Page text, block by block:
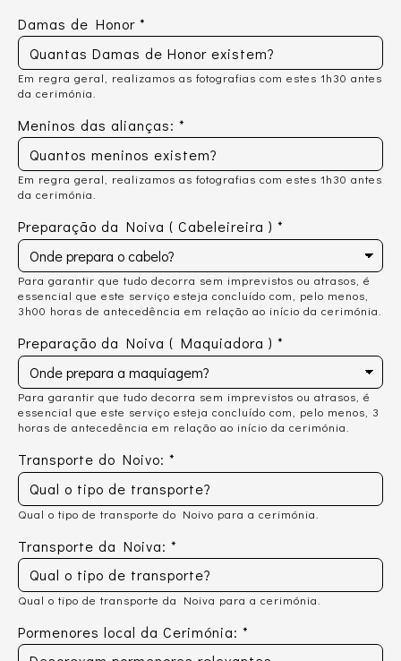
Damas de Honor *
Em regra geral, realizamos as fotografias com estes 1h30 antes
da cerimónia.
Meninos das alianças: *
Em regra geral, realizamos as fotografias com estes 1h30 antes
da cerimónia.
Preparação da Noiva ( Cabeleireira ) *
Para garantir que tudo decorra sem imprevistos ou atrasos, é
essencial que este serviço esteja concluído com, pelo menos,
3h00 horas de antecedência em relação ao início da cerimónia.
Preparação da Noiva ( Maquiadora ) *
Para garantir que tudo decorra sem imprevistos ou atrasos, é
essencial que este serviço esteja concluído com, pelo menos, 3
horas de antecedência em relação ao início da cerimónia.
Transporte do Noivo: *
Qual o tipo de transporte do Noivo para a cerimónia.
Transporte da Noiva: *
Qual o tipo de transporte da Noiva para a cerimónia.
Pormenores local da Cerimónia: *